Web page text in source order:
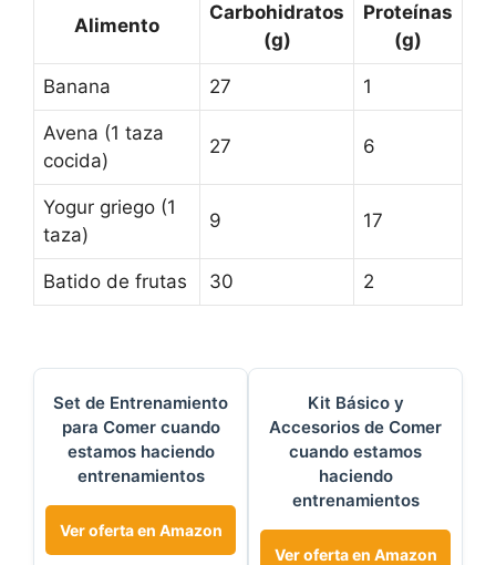
Alimento
Carbohidratos
(g)
Proteínas
(g)
Banana 27 1
Avena (1 taza
cocida)
27 6
Yogur griego (1
taza)
9 17
Batido de frutas 30 2
Set de Entrenamiento
para Comer cuando
estamos haciendo
entrenamientos
Ver oferta en Amazon
Kit Básico y
Accesorios de Comer
cuando estamos
haciendo
entrenamientos
Ver oferta en Amazon